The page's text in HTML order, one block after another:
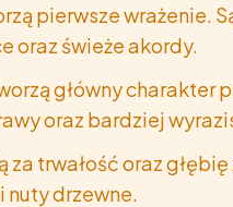
pierwsze wrażenie.
oraz świeże akordy.
główny charakter
oraz bardziej
trwałość oraz
nuty drzewne.